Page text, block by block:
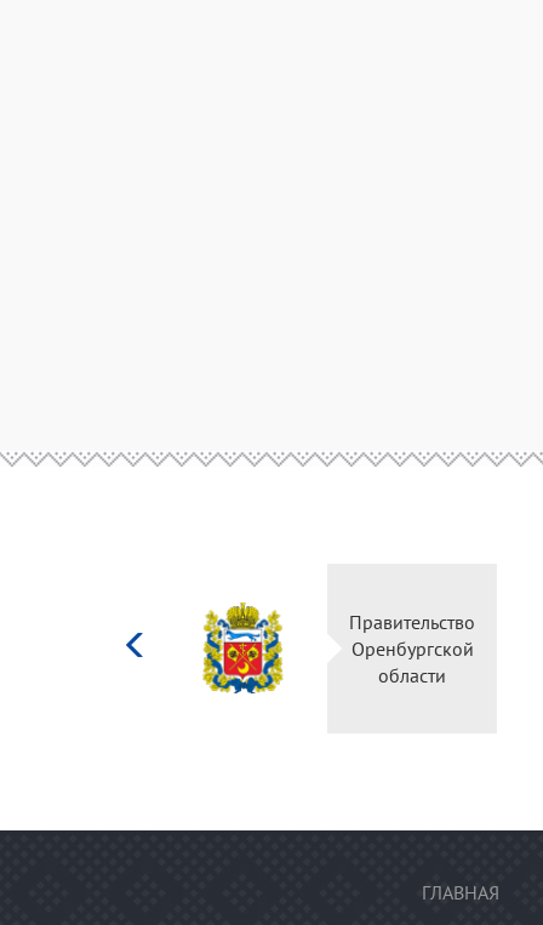
культуры
Российской
Правительство
Оренбургской
области
ГЛАВНАЯ